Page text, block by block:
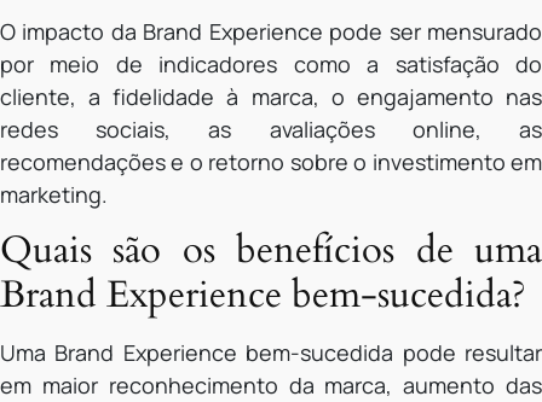
O impacto da Brand Experience pode ser mensurado
por meio de indicadores como a satisfação do
cliente, a fidelidade à marca, o engajamento nas
redes sociais, as avaliações online, as
recomendações e o retorno sobre o investimento em
marketing.
Quais são os benefícios de uma
Brand Experience bem-sucedida?
Uma Brand Experience bem-sucedida pode resultar
em maior reconhecimento da marca, aumento das